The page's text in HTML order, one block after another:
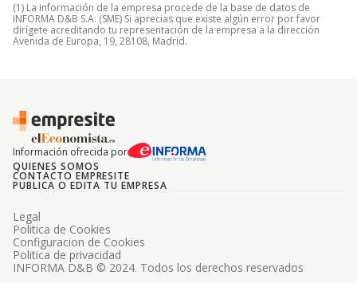
(1) La información de la empresa procede de la base de datos de
INFORMA D&B S.A. (SME) Si aprecias que existe algún error por favor
dirígete acreditando tu representación de la empresa a la dirección
Avenida de Europa, 19, 28108, Madrid.
Información ofrecida por
QUIENES SOMOS
CONTACTO EMPRESITE
PUBLICA O EDITA TU EMPRESA
INFORMA D&B © 2024. Todos los derechos reservados
Legal
Politica de Cookies
Configuracion de Cookies
Politica de privacidad